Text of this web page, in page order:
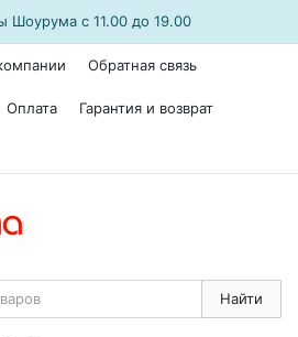
Шоурума с 11.00 до 19.00
Обратная связь
Оплата Гарантия и возврат
Найти